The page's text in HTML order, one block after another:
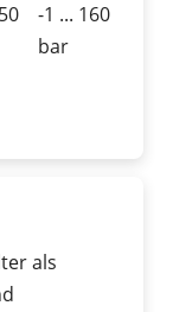
-1 ... 160
bar
als